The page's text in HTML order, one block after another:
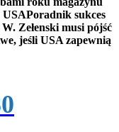
USAPoradnik sukces
Zełenski musi pójść
jeśli USA zapewnią